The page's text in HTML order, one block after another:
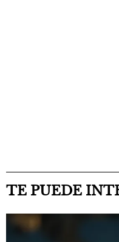
TE PUEDE